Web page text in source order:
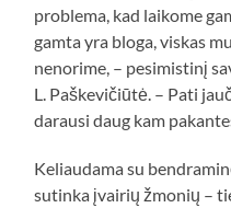
problema, kad laikome
gamta yra bloga, viskas
nenorime, – pesimistinį
L. Paškevičiūtė. – Pati
darausi daug kam
Keliaudama su
sutinka įvairių žmonių –